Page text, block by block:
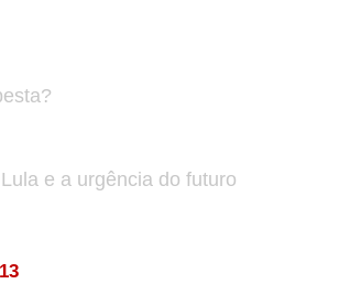
e a urgência do futuro